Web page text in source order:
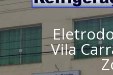
Vila